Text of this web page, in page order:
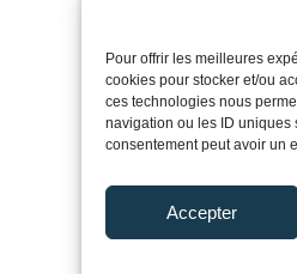
Pour offrir les meilleures
cookies pour stocker et/ou
ces technologies nous
navigation ou les ID uniques
consentement peut avoir un
Accepter